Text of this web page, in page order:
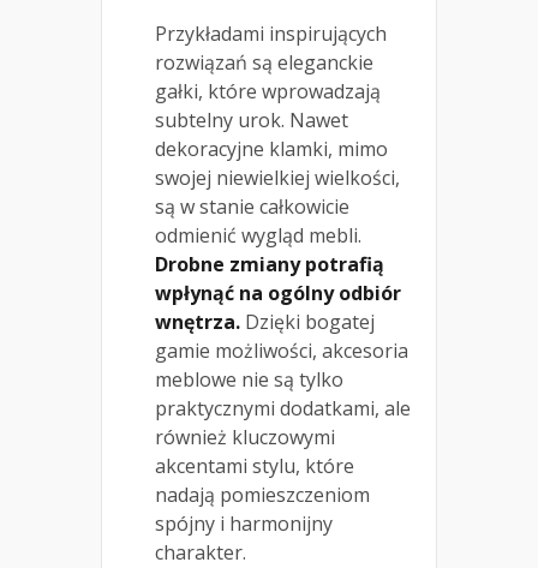
Przykładami inspirujących
rozwiązań są eleganckie
gałki, które wprowadzają
subtelny urok. Nawet
dekoracyjne klamki, mimo
swojej niewielkiej wielkości,
są w stanie całkowicie
odmienić wygląd mebli.
Drobne zmiany potrafią
wpłynąć na ogólny odbiór
wnętrza. Dzięki bogatej
gamie możliwości, akcesoria
meblowe nie są tylko
praktycznymi dodatkami, ale
również kluczowymi
akcentami stylu, które
nadają pomieszczeniom
spójny i harmonijny
charakter.